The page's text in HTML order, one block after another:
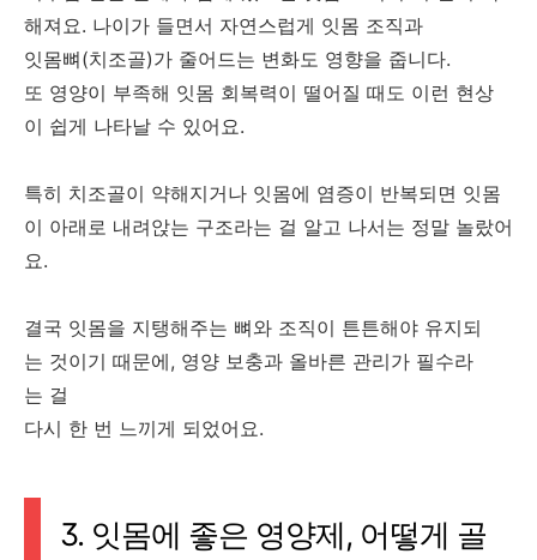
해져요. 나이가 들면서 자연스럽게 잇몸 조직과
잇몸뼈(치조골)가 줄어드는 변화도 영향을 줍니다.
또 영양이 부족해 잇몸 회복력이 떨어질 때도 이런 현상
이 쉽게 나타날 수 있어요.
특히 치조골이 약해지거나 잇몸에 염증이 반복되면 잇몸
이 아래로 내려앉는 구조라는 걸 알고 나서는 정말 놀랐어
요.
결국 잇몸을 지탱해주는 뼈와 조직이 튼튼해야 유지되
는 것이기 때문에, 영양 보충과 올바른 관리가 필수라
는 걸
다시 한 번 느끼게 되었어요.
3. 잇몸에 좋은 영양제, 어떻게 골